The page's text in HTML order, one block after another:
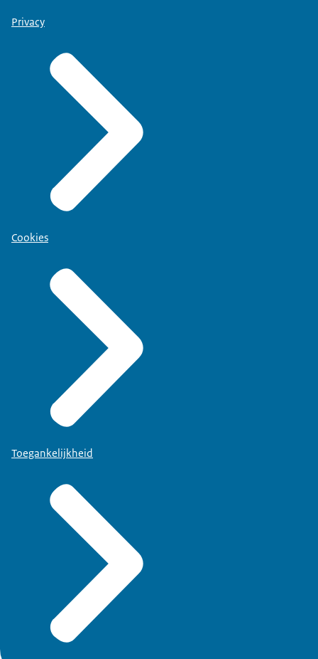
Privacy
Cookies
Toegankelijkheid